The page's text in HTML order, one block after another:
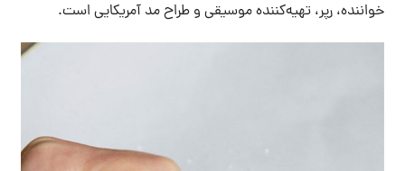
خواننده، رپر، تهیه‌کننده موسیقی و طراح مد آمریکایی است.